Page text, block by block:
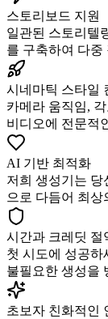
스토리보드 지원
일관된 스토리텔
를 구축하여 다중
시네마틱 스타일
카메라 움직임,
비디오에 전문적
AI 기반 최적화
저희 생성기는 당
으로 다듬어 최상
시간과 크레딧 절
첫 시도에 성공하
불필요한 생성을
초보자 친화적인